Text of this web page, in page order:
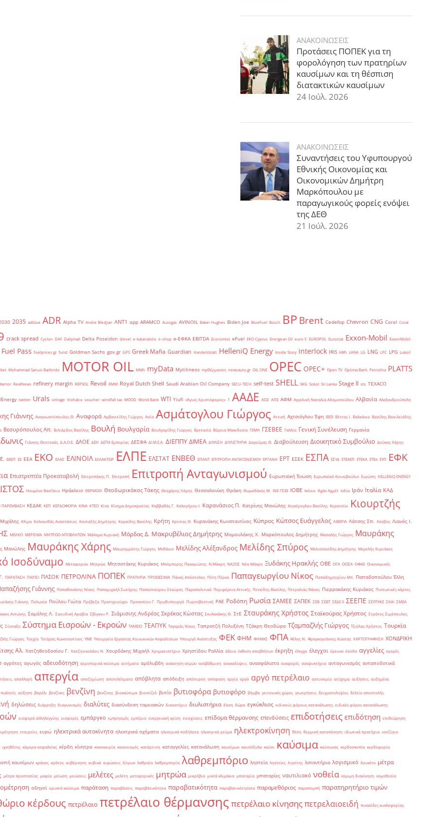
ΑΝΑΚΟΙΝΩΣΕΙΣ
Προτάσεις ΠΟΠΕΚ για τη
φορολόγηση των πρατηρίων
καυσίμων και τη θέσπιση
διατακτικών καυσίμων
24 Ιούλ. 2026
ΑΝΑΚΟΙΝΩΣΕΙΣ
Συναντήσεις του Υφυπουργού
Εθνικής Οικονομίας και
Οικονομικών Δημήτρη
Μαρκόπουλου με
παραγωγικούς φορείς ενόψει
της ΔΕΘ
21 Ιούλ. 2026
2035 adblue ADR Alpha TV Andre Bledjian ANT1 app ARAMCO Autogas AVINOIL Baker Hughes Biden Joe BlueFuel Bosch BPBrent Cedefop Chevron CNG Coral Coral
crack spread Cyclon DAF Dailymail Delta Poseidon diesel e-katanalotis e-shop e-ΕΦΚΑ EBITDA Economist eFuel EKO Cyprus Energean Oil euro 5 EUROPOL Eurostat Exxon-Mobil ExxonMobil
Fuel Pass fuelprices.gr fund Goldman Sachs gov.gr GPS Greek Mafia Guardian Handelsblatt HelleniQ Energy Inside Story interlock IRIS kWh LANA LG LNG LPC LPG Lukoil
Mohammad Sanusi Barkindo MOTOR OIL MWh myData Mytilineos myΘέρμανση newsauto.gr OIL ONE OPEC OPEC+ Open TV Optima Bank Petrolina PLATTS
RealNews refinery margin REPSOL Revoil RMM Royal Dutch Shell Saudi Arabian Oil Company SECU-TECH self-test SHELL SKG Sokol Sri Lanka Stage II sts TEXACO
twitter Urals vintage Viohalco voucher windfall tax WOOD World Bank WTI Yiufi «Άγιος Χριστόφορος» ΄1 ΑΑΔΕ ΑΟΖ ΑΠΕ ΑΦΜ Αγγελική Ναταλία Αδαμοπούλου Αλβανία Αλεξανδρούπολη
Γιάννης Αναγνωστόπουλος Θ. Αναφορά Αρβανιτίδης Γιώργος Ασία Ασμάτογλου Γιώργος Αττική Αχτσιόγλου Έφη ΒΕΘ Βέττας Ι. Βαλκάνια Βασίλης Βασιλειάδης
Βεσυρόπουλος Απ. Βιλιάρδος Βασίλης Βουλή Βουλγαρία Βουλγαρίδης Γιώργος Βρετανία Βόρεια Μακεδονία ΓΕΜΗ ΓΣΕΒΕΕ Γαλλία Γενική Συνέλευση Γερμανία
Γιάννης Θεοτοκάς Δ.Α.Ο.Ε. ΔΑΟΕ ΔΕΗ ΔΕΠΑ Εμπορίας ΔΕΣΦΑ ΔΙ.Μ.Ε.Α. ΔΙΕΠΠΥ ΔΙΜΕΑ ΔΙΥΛΙΣΗ ΔΙΥΛΙΣΤΗΡΙΑ Δαγούμας Θ. Διαβούλευση Διοικητικό Συμβούλιο Δούκας Χάρης
ΕΒΕΠ ΕΕ ΕΕΑ ΕΚΟ ΕΛΑΣ ΕΛΙΝΟΙΛ ΕΛΛΑΚΤΩΡ ΕΛΠΕ ΕΛΣΤΑΤ ΕΝΒΕΘ ΕΠΑΝΤ ΕΠΙΤΡΟΠΗ ΑΝΤΑΓΩΝΙΣΜΟΥ ΕΡΓΑΝΗ ΕΡΤ ΕΣΕΚ ΕΣΠΑ ΕΣΥΔ ΕΤΕΑΕΠ ΕΤΕΚΑ ΕΤΕπ ΕΥΠ ΕΦΚ
Επιστρεπτέα Προκαταβολή Επιτροπάκης Π. Επιτροπή Επιτροπή Ανταγωνισμού Ευρωπαϊκή Ένωση Ευρωπαϊκό Κοινοβούλιο Ευρώπη ΗELLENiQ ENERGY
Ηνωμένο Βασίλειο Ηράκλειο ΘΕΡΜΟΙΛ Θεοδωρικάκος Τάκης Θεοχάρης Χάρης Θεσσαλονίκη Θράκη Θωμαδάκης Μ. ΙΝΕ-ΓΣΕΕ ΙΟΒΕ Ικόνιο Ιλχάν Αχμέτ Ινδία Ιράν Ιταλία ΚΑΔ
ΠΑΡΕΜΒΑΣΗ ΚΕΔΑΚ ΚΕΠ ΚΕΡΔΟΦΟΡΙΑ ΚΙΝΑ ΚΤΕΟ Κίνα Κίνημα Δημοκρατίας Καββαθάς Γ. Καλογήρου Ι. Καρανάσιος Π. Κατρίνης Μανώλης Κεγκέρογλου Βασίλης Κερατσίνι
Κιουρτζής
Κλίμα Κολοκυθάς Αναστάσιος Κονταξής Δημήτρης Κορκίδης Βασίλης Κρήτη Κρίντας Θ. Κυρανάκης Κωνσταντίνος Κύπρος Κώτσος Ευάγγελος ΛΙΒΕΡΙΑ Λάτσης Σπ. Λέσβος Λιανός Ι.
ΜΕΛΚΟ ΜΕΡΙΣΜΑ ΜΗΤΡΩΟ ΑΠΟΒΛΗΤΩΝ Μάλαμα Κυριακή Μάρδας Δ. Μακρυβέλιος Δημήτρης Μαμουλάκης Χ. Μαρκόπουλος Δημήτρης Μασαλής Γιώργος Μαυράκης
Μανώλης Μαυράκης Χάρης Μαυρομμάτης Γιώργος Μεθάνιο Μελίδης Αλέξανδρος Μελίδης Σπύρος Μελισσανίδης Δημήτρης Μερελής Κυριάκος
Ισοδύναμο Μεταφορών Μητρώο Μητσοτάκης Κυριάκος Μπόμπορης Παναγιώτης Ν.Μάκρη ΝΑΞΟΣ Νέα Μάκρη Ξυδάκης Ηρακλής ΟΒΕ ΟΓΑ ΟΟΣΑ ΟΦΑΕ Οικονομικός
ΠΑΡΑΤΑΣΗ ΠΑΡΙΣΙ ΠΑΣΟΚ ΠΕΤΡΟΛΙΝΑ ΠΟΠΕΚ ΠΡΑΤΗΡΙΑ ΠΡΟΘΕΣΜΙΑ Πάνας Απόστολος Πέτη Πέρκα Παπαγεωργίου Νίκος Παπαδημητρίου Μπ. Παπαδοπούλου Έλλη
Γιάννης Παπαθανάσης Νίκος Παπαμιχαήλ Σωτήρης Παπασταύρου Σταύρος Παραπολιτικά Περιφέρεια Αττικής Πετκίδης Βασίλης Πετραλιάς Θάνος Πιερρακάκης Κυριάκος Πιστωτικές κάρτες
Γιάννης Πολωνία Πούλου Γιώτα Πρέβεζα Πρατηριούχοι Προκοπίου Γ. Πρωθυπουργό Πυροσβεστική ΡΑΕ Ροδόπη Ρωσία ΣΑΜΕΕ ΣΑΠΕΚ ΣΕΒ ΣΕΒΤ ΣΕΔΕ ΙΙ ΣΕΕΠΕ ΣΕΥΠΥΚΕ ΣΚΑΙ ΣΜΕΑ
Αντώνης Σαμόλης Λ. Σαουδική Αραβία Σβίγκου Ρ. Σιάμισιης Ανδρέας Σκρέκας Κώστας Σκυλακάκης Θ. ΣτΕ Σταυράκης Χρήστος Σταϊκούρας Χρήστος Στράτος Σιμόπουλος
Σύνταξη Σύστημα Εισροών - Εκροών ΤΑΜΕΙΟ ΤΕΑΠΥΚ Ταγαράς Νίκος Ταπρατζή Πολυξένη Τζάκρη Θεοδώρα Τζαμπαζλής Γιώργος Τζιόλας Χρήστος Τουρκία
Γιώργος Τσεχία Τσιάρας Κωνσταντίνος ΥΜΕ Υπουργείο Εργασίας Κοινωνικών Ασφαλίσεων Υπουργό Ανάπτυξης ΦΕΚ ΦΗΜ ΦΗΜΑΣ ΦΠΑ Φίλης Ν. Φραγκογιάννης Κώστας ΧΑΡΤΟΓΡΑΦΗΣΗ ΧΟΝΔΡΙΚΗ
Αλ. Χατζηθεοδοσίου Γ. Χατζηνικολάου Ν. Χουρδάκης Μιχαήλ Χρηματιστήριο Χρηστίδου Ραλλία άδεια έκθεση αποβλήτων έκρηξη έλεγχο έλεγχοι έρευνα έσοδα αγγελίες αγορές
αγρότες αγωγός αδειοδότηση αεροπορικά καύσιμα αιτήματα αμόλυβδη ανάκτηση ατμών αναβάθμιση ανακαλύψεις ανασφάλιστα αναφορές αναψυκτήρια ανταγωνισμός ανταποδοτικά
απαλλαγή απεργία αποζημίωση αποτελέσματα απόβλητα απόδειξη απόσυρση απόφαση αργία αργό αργό πετρέλαιο αστυνομία ατύχημα αυξήσεις αυξημένα
αύξηση βαρέλι βενζίνες βενζίνη βενζίνης βιοκαύσιμα βιοντίζελ βυτίο βυτιοφόρα βυτιοφόρο βόμβα γειτονικές χώρες γεωτρήσεις δειγματοληψίες δελτίο αποστολής
δηλώσεις διάρρηξη διαγωνισμός διαλύτες διασύνδεση ταμειακών δικαστήριο διυλιστήρια δόση δώρα εγκύκλιος ειδικούς φόρους κατανάλωσης ειδικός φόρος κατανάλωσης
εισφορά αλληλεγγύης εισφορές εμπάργκο εμπρησμός εμπόριο ενεργειακή κρίση ενισχύσεις επίδομα θέρμανσης επενδύσεις επιδοτήσεις επιδότηση επιθεώρηση
εταιρείες ευρώ ηλεκτρικά αυτοκίνητα ηλεκτρικά οχήματα ηλεκτρικά ποδήλατα ηλεκτρικό ρεύμα ηλεκτροκίνηση θέση θερμική καταπόνηση ιδιωτικά πρατήρια ισοζύγιο
ιχνηθέτης κάμερα ασφαλείας κέρδη κίνητρα κακοκαιρία κανονισμός κατάρτιση καταγγελίες κατανάλωση καυσίμων καυσόξυλα καύσι καύσιμα καύσωνας κερδοσκοπία κερδοφορία
καυσίμων κράνος κράτος κυβέρνηση κυβικά κυρώσεις λίτρων λαθραία λαθρεμπορία λαθρεμπόριο ληστεία ληστείες λιγνίτης λιπαντήρια λογισμικό λουκέτο μέτρα
μέτρα προστασίας μαφία μείωση μειώσεις μελέτες μελέτη μεταφορικές μητρώα μικρόβια μικτά κλιμάκια μπαταρία μπαταρίες ναυτιλιακό νοθεία νομιμη διακίνηση νομοθεσία
οδηγοί ορυκτά καύσιμα παράταση παραβάσεις παραβάτικότητα παραβατικότητα παραβατικότητατα παραμεθόριος παραπομπή παρατηρητήριο τιμών
κέρδους πετρέλαιο πετρέλαιο θέρμανσης πετρέλαιο κίνησηςπετρελαιοειδή πινακίδες κυκλοφορίας